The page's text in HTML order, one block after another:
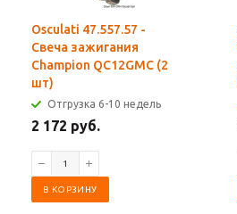
Osculati 47.557.57 -
Свеча зажигания
Champion QC12GMC (2
шт)
Отгрузка 6-10 недель
2 172 руб.
В КОРЗИНУ